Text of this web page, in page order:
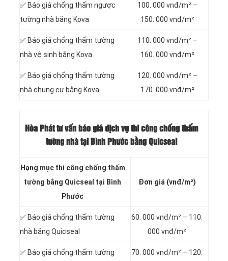
✅ Báo giá chống thấm ngược
tường nhà bằng Kova
100. 000 vnđ/m² –
150. 000 vnđ/m²
✅ Báo giá chống thấm tường
nhà vệ sinh bằng Kova
110. 000 vnđ/m² –
160. 000 vnđ/m²
✅ Báo giá chống thấm tường
nhà chung cư bằng Kova
120. 000 vnđ/m² –
170. 000 vnđ/m²
Hòa Phát tư vấn báo giá dịch vụ thi công chống thấm
tường nhà tại Bình Phước bằng Quicseal
Hạng mục thi công chống thấm
tường bằng Quicseal tại Bình
Phước
Đơn giá (vnđ/m²)
✅ Báo giá chống thấm tường
nhà bằng Quicseal
60. 000 vnđ/m² – 110.
000 vnđ/m²
✅ Báo giá chống thấm tường 70. 000 vnđ/m² – 120.